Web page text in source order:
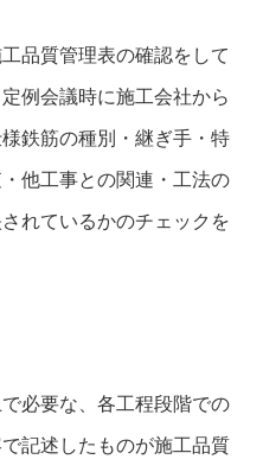
品質管理表の確認をして
例会議時に施工会社から
鉄筋の種別・継ぎ手・特
他工事との関連・工法の
れているかのチェックを
必要な、各工程段階での
記述したものが施工品質